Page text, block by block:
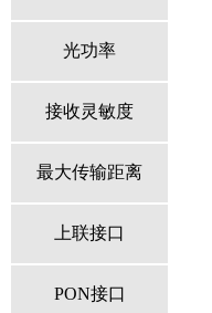
光功率
接收灵敏度
最大传输距离
上联接口
PON接口